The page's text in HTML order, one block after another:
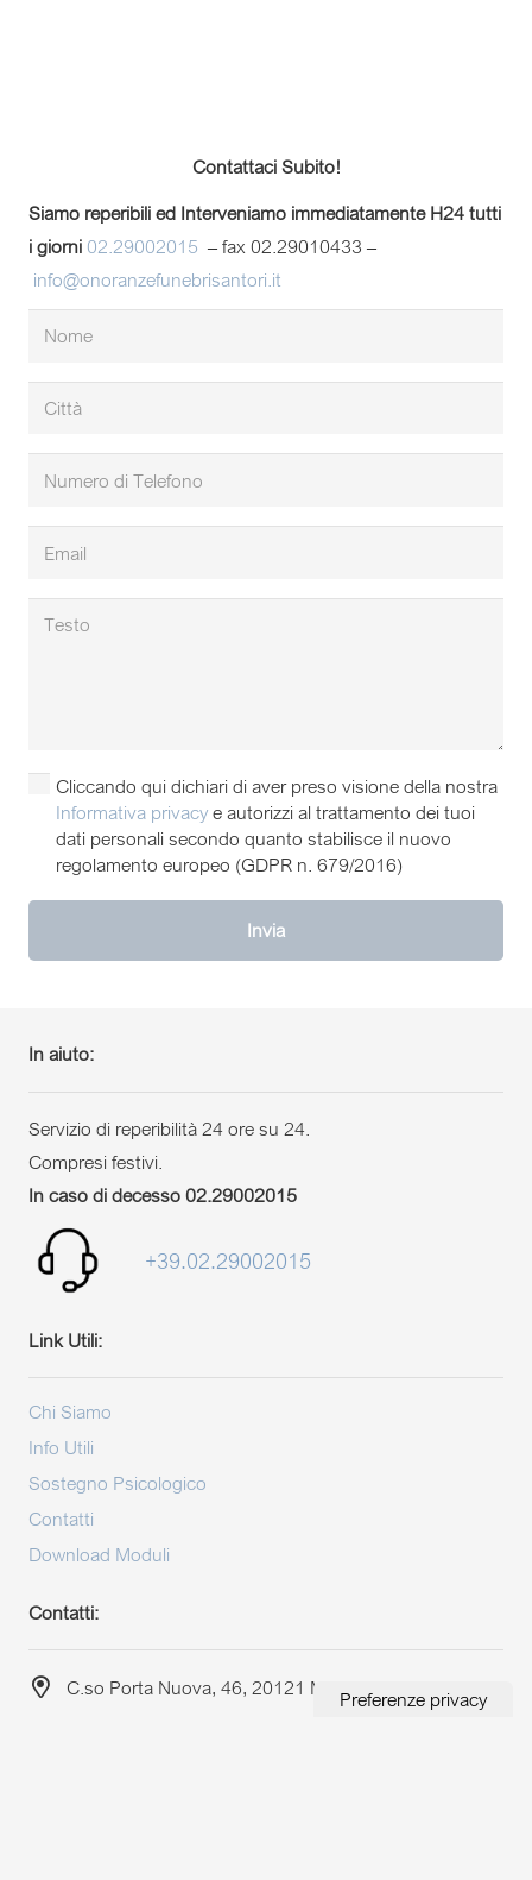
Contattaci Subito!
Siamo reperibili ed Interveniamo immediatamente H24 tutti
i giorni 02.29002015 – fax 02.29010433 –
info@onoranzefunebrisantori.it
Cliccando qui dichiari di aver preso visione della nostra
Informativa privacye autorizzi al trattamento dei tuoi
dati personali secondo quanto stabilisce il nuovo
regolamento europeo (GDPR n. 679/2016)
Invia
In aiuto:
Servizio di reperibilità 24 ore su 24.
Compresi festivi.
In caso di decesso 02.29002015
+39.02.29002015
Link Utili:
Chi Siamo
Info Utili
Sostegno Psicologico
Contatti
Download Moduli
Contatti:
C.so Porta Nuova, 46, 20121 Milano, MI